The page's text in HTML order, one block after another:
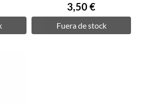
3,50 €
Fuera de stock